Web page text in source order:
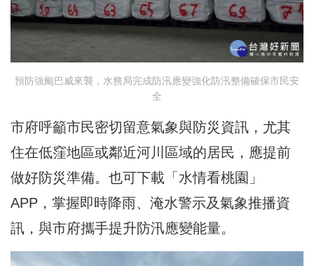
預防強颱巴威來襲，水務局完成防汛應變強化防汛整備確保市民安
全
市府呼籲市民密切留意氣象與防災資訊，尤其
住在低窪地區或鄰近河川區域的居民，應提前
做好防災準備。也可下載「水情看桃園」
APP，掌握即時降雨、淹水警示及氣象推播資
訊，與市府攜手提升防汛應變能量。